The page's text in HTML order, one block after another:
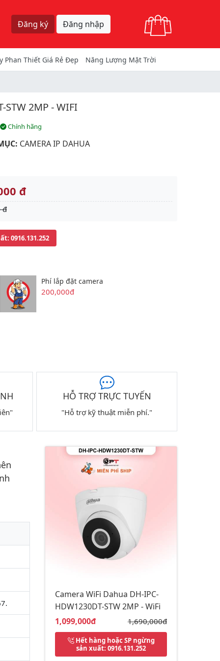
Đăng ký Đăng nhập
Phan Thiết Giá Rẻ Đẹp Năng Lượng Mặt Trời
STW 2MP - WIFI
Chính hãng
CAMERA IP DAHUA
đ
đ
: 0916.131.252
Phí lắp đặt camera
200,000đ
HỖ TRỢ TRỰC TUYẾN
"Hỗ trợ kỹ thuật miễn phí."
Camera WiFi Dahua DH-IPC-
HDW1230DT-STW 2MP - WiFi
Giá bán:
1,099,000đ Giá gốc:
1,690,000đ
Hết hàng hoặc SP ngừng
sản xuất: 0916.131.252